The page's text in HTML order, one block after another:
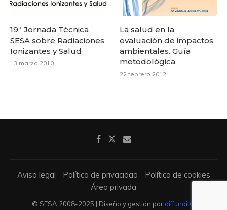
19ª Jornada Técnica
SESA sobre Radiaciones
Ionizantes y Salud
13 marzo 2010
La salud en la
evaluación de impactos
ambientales. Guía
metodológica
22 febrero 2012
Aviso legal Política de privacidad
Política de cookies
Área privada
© SESA 2008-2025 | Diseño y gestión pordiffundit®